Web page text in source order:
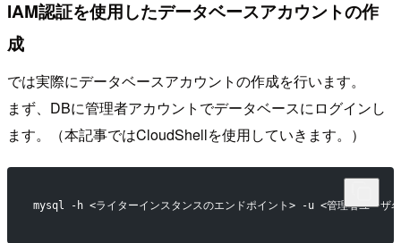
IAM認証を使用したデータベースアカウントの作
成
では実際にデータベースアカウントの作成を行います。
まず、DBに管理者アカウントでデータベースにログインし
ます。（本記事ではCloudShellを使用していきます。）
mysql -h <ライターインスタンスのエンドポイント> -u <管理者ユーザ